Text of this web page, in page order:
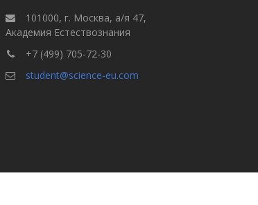
101000, г. Москва, а/я 47,
Академия Естествознания
+7 (499) 705-72-30
student@science-eu.com